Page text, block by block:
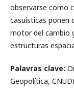
observarse como
casuísticas ponen
motor del cambio
estructuras
Palavras clave:
Geopolítica,